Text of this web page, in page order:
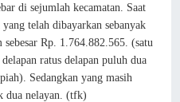
di sejumlah kecamatan. Saat
telah dibayarkan sebanyak
Rp. 1.764.882.565. (satu
ratus delapan puluh dua
Sedangkan yang masih
dua nelayan. (tfk)